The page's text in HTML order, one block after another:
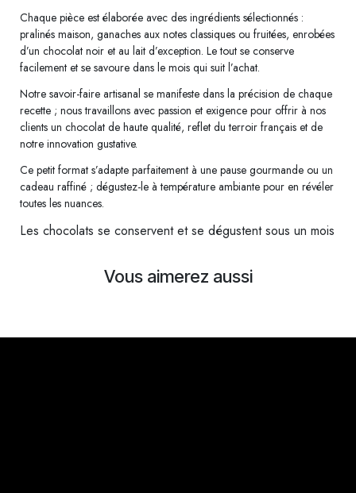
Chaque pièce est élaborée avec des ingrédients sélectionnés :
pralinés maison, ganaches aux notes classiques ou fruitées, enrobées
d’un chocolat noir et au lait d’exception. Le tout se conserve
facilement et se savoure dans le mois qui suit l’achat.
Notre savoir-faire artisanal se manifeste dans la précision de chaque
recette ; nous travaillons avec passion et exigence pour offrir à nos
clients un chocolat de haute qualité, reflet du terroir français et de
notre innovation gustative.
Ce petit format s’adapte parfaitement à une pause gourmande ou un
cadeau raffiné ; dégustez-le à température ambiante pour en révéler
toutes les nuances.
Les chocolats se conservent et se dégustent sous un mois
Vous aimerez aussi